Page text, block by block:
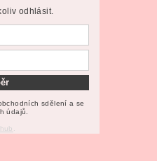
odhlásit.
sdělení a se
údajů.